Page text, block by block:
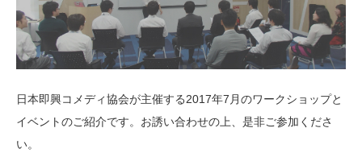
日本即興コメディ協会が主催する2017年7月のワークショップと
イベントのご紹介です。お誘い合わせの上、是非ご参加くださ
い。